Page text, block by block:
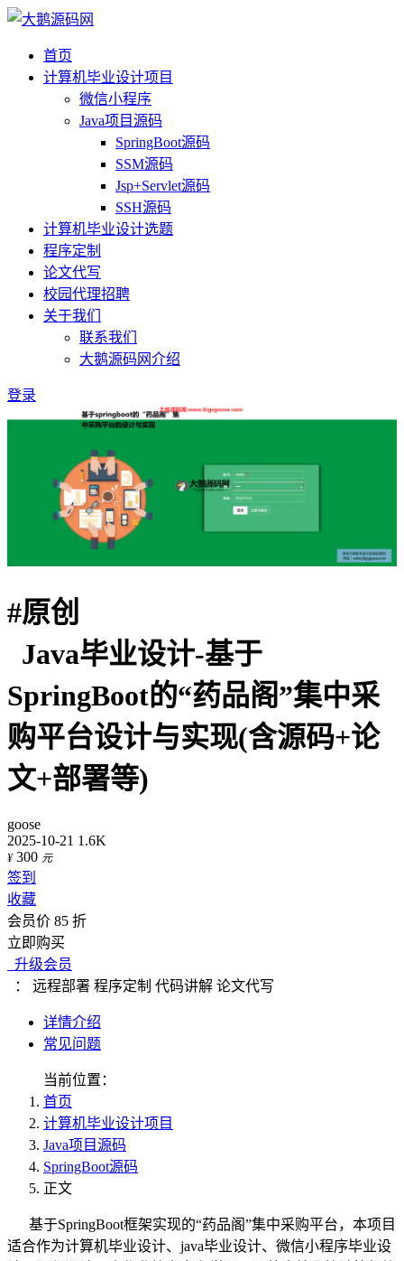
首页
计算机毕业设计项目
微信小程序
Java项目源码
SpringBoot源码
SSM源码
Jsp+Servlet源码
SSH源码
计算机毕业设计选题
程序定制
论文代写
校园代理招聘
关于我们
联系我们
大鹅源码网介绍
登录
#原创
Java毕业设计-基于
SpringBoot的“药品阁”集中采
购平台设计与实现(含源码+论
文+部署等)
goose
2025-10-21 1.6K
¥ 300 元
签到
收藏
会员价 85 折
立即购买
升级会员
： 远程部署 程序定制 代码讲解 论文代写
详情介绍
常见问题
当前位置：
首页
计算机毕业设计项目
Java项目源码
SpringBoot源码
正文
基于SpringBoot框架实现的“药品阁”集中采购平台，本项目
适合作为计算机毕业设计、java毕业设计、微信小程序毕业设